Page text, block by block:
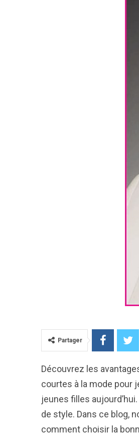
Partager
Découvrez les
courtes à la mode pour
jeunes filles
de style. Dans ce blog,
comment choisir la